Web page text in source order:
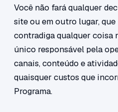
Você não fará qualquer
site ou em outro lugar,
contradiga qualquer coisa
único responsável pela
canais, conteúdo e
quaisquer custos que
Programa.